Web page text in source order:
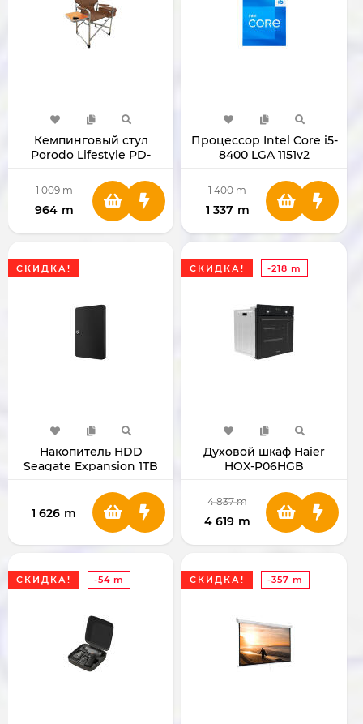
Кемпинговый стул
Porodo Lifestyle PD-
1 009 m
964 m
Процессор Intel Core i5-
8400 LGA 1151v2
1 400 m
1 337 m
СКИДКА!
Накопитель HDD
Seagate Expansion 1TB
1 626 m
СКИДКА! -218 m
Духовой шкаф Haier
HOX-P06HGB
4 837 m
4 619 m
СКИДКА! -54 m СКИДКА! -357 m